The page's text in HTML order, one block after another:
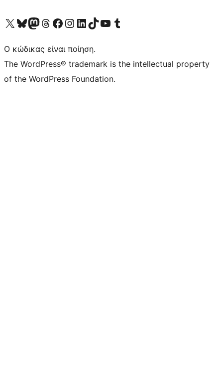
Visit our X (formerly Twitter) account
Visit our Bluesky account
Επισκεφθείτε τον λογαριασμό μας στο Mastodon
Visit our Threads account
Επισκεφτείτε τη σελίδα μας στο Facebook
Επισκεφθείτε τον λογαριασμό μας Instagram
Επισκεφθείτε τον λογαριασμό μας LinkedIn
Visit our TikTok account
Visit our YouTube channel
Visit our Tumblr account
Ο κώδικας είναι ποίηση.
The WordPress® trademark is the intellectual property
of the WordPress Foundation.